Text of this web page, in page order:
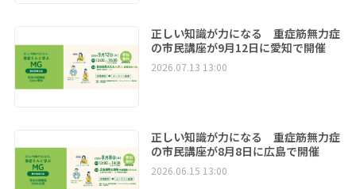
正しい知識が力になる 重症筋無力症
の市民講座が9月12日に愛知で開催
2026.07.13 13:00
正しい知識が力になる 重症筋無力症
の市民講座が8月8日に広島で開催
2026.06.15 13:00